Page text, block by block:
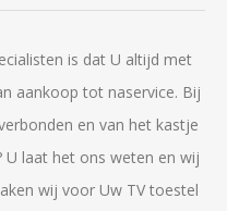
is dat U altijd met
aankoop tot naservice. Bij
en van het kastje
U laat het ons weten en wij
wij voor Uw TV toestel